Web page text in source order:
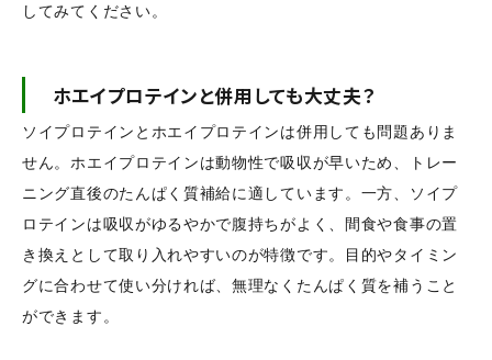
してみてください。
ホエイプロテインと併用しても大丈夫？
ソイプロテインとホエイプロテインは併用しても問題ありま
せん。ホエイプロテインは動物性で吸収が早いため、トレー
ニング直後のたんぱく質補給に適しています。一方、ソイプ
ロテインは吸収がゆるやかで腹持ちがよく、間食や食事の置
き換えとして取り入れやすいのが特徴です。目的やタイミン
グに合わせて使い分ければ、無理なくたんぱく質を補うこと
ができます。